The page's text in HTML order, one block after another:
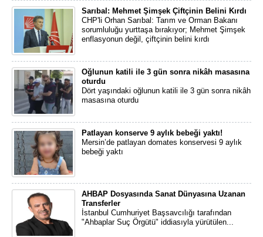
Sarıbal: Mehmet Şimşek Çiftçinin Belini Kırdı
CHP'li Orhan Sarıbal: Tarım ve Orman Bakanı
sorumluluğu yurttaşa bırakıyor; Mehmet Şimşek
enflasyonun değil, çiftçinin belini kırdı
Oğlunun katili ile 3 gün sonra nikâh masasına
oturdu
Dört yaşındaki oğlunun katili ile 3 gün sonra nikâh
masasına oturdu
Patlayan konserve 9 aylık bebeği yaktı!
Mersin’de patlayan domates konservesi 9 aylık
bebeği yaktı
AHBAP Dosyasında Sanat Dünyasına Uzanan
Transferler
İstanbul Cumhuriyet Başsavcılığı tarafından
"Ahbaplar Suç Örgütü" iddiasıyla yürütülen...